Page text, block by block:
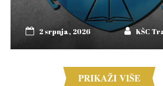
2 srpnja, 2026 KŠC
PRIKAŽI VIŠE